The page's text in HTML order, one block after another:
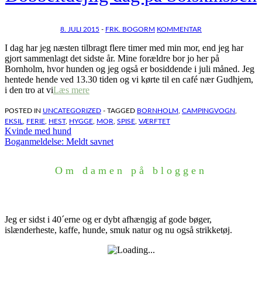
8. JULI 2015 - FRK. BOGORM KOMMENTAR
I dag har jeg næsten tilbragt flere timer med min mor, end jeg har
gjort sammenlagt det sidste år. Mine forældre bor jo her på
Bornholm, hvor hunden og jeg også er bosiddende i juli måned. Jeg
hentede hende ved 13.30 tiden og vi kørte til en café nær Gudhjem,
i den tro at viLæs mere
POSTED IN UNCATEGORIZED - TAGGED BORNHOLM CAMPINGVOGN
EKSIL
FERIE HEST, HYGGE MOR SPISE VÆRFTET
Indlægsnavigation
Kvinde med hund
Boganmeldelse: Meldt savnet
Om damen på bloggen
Jeg er sidst i 40´erne og er dybt afhængig af gode bøger,
islænderheste, kaffe, hunde, smuk natur og nu også strikketøj.